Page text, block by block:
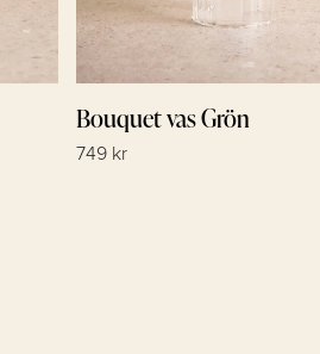
Bouquet vas Grön
749 kr